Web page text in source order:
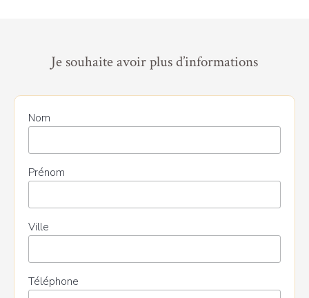
Je souhaite avoir plus d’informations
Nom
Prénom
Ville
Téléphone